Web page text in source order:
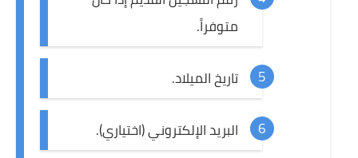
متوفراً.
تاريخ الميلاد.
البريد الإلكتروني (اختياري).